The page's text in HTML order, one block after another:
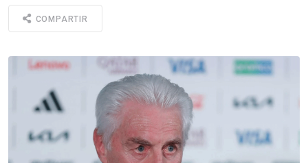
COMPARTIR